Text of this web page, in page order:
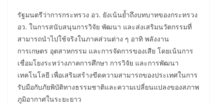
รัฐมนตรีว่าการกระทรวง อว. ยังเน้นย้ำถึงบทบาทของกระทรวง
อว. ในการสนับสนุนการวิจัย พัฒนา และส่งเสริมนวัตกรรมที่
สามารถนำไปใช้จริงในภาคส่วนต่าง ๆ อาทิ พลังงาน
การเกษตร อุตสาหกรรม และการจัดการของเสีย โดยเน้นการ
เชื่อมโยงระหว่างภาคการศึกษา การวิจัย และการพัฒนา
เทคโนโลยี เพื่อเสริมสร้างขีดความสามารถของประเทศในการ
รับมือกับภัยพิบัติทางธรรมชาติและความเปลี่ยนแปลงของสภาพ
ภูมิอากาศในระยะยาว